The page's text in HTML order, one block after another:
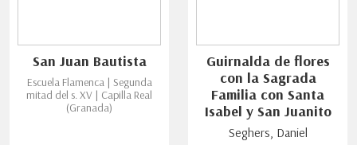
San Juan Bautista
Escuela Flamenca | Segunda
mitad del s. XV | Capilla Real
(Granada)
Guirnalda de flores
con la Sagrada
Familia con Santa
Isabel y San Juanito
Seghers, Daniel